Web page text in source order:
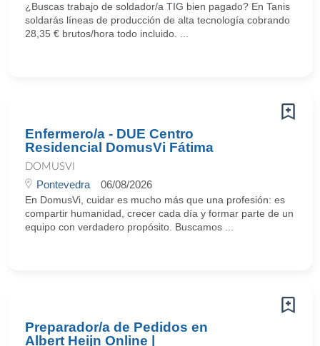
¿Buscas trabajo de soldador/a TIG bien pagado? En Tanis
soldarás líneas de producción de alta tecnología cobrando
28,35 € brutos/hora todo incluido. ...
Enfermero/a - DUE Centro
Residencial DomusVi Fátima
DOMUSVI
Pontevedra 06/08/2026
En DomusVi, cuidar es mucho más que una profesión: es
compartir humanidad, crecer cada día y formar parte de un
equipo con verdadero propósito. Buscamos ...
Preparador/a de Pedidos en
Albert Heijn Online |